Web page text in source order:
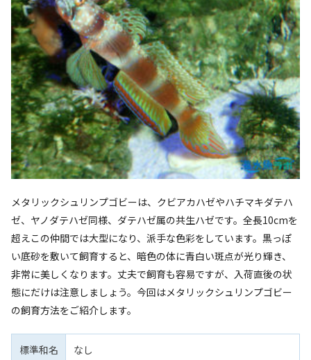
メタリックシュリンプゴビーは、クビアカハゼやハチマキダテハ
ゼ、ヤノダテハゼ同様、ダテハゼ属の共生ハゼです。全長10cmを
超えこの仲間では大型になり、派手な色彩をしています。黒っぽ
い底砂を敷いて飼育すると、暗色の体に青白い斑点が光り輝き、
非常に美しくなります。丈夫で飼育も容易ですが、入荷直後の状
態にだけは注意しましょう。今回はメタリックシュリンプゴビー
の飼育方法をご紹介します。
標準和名 なし